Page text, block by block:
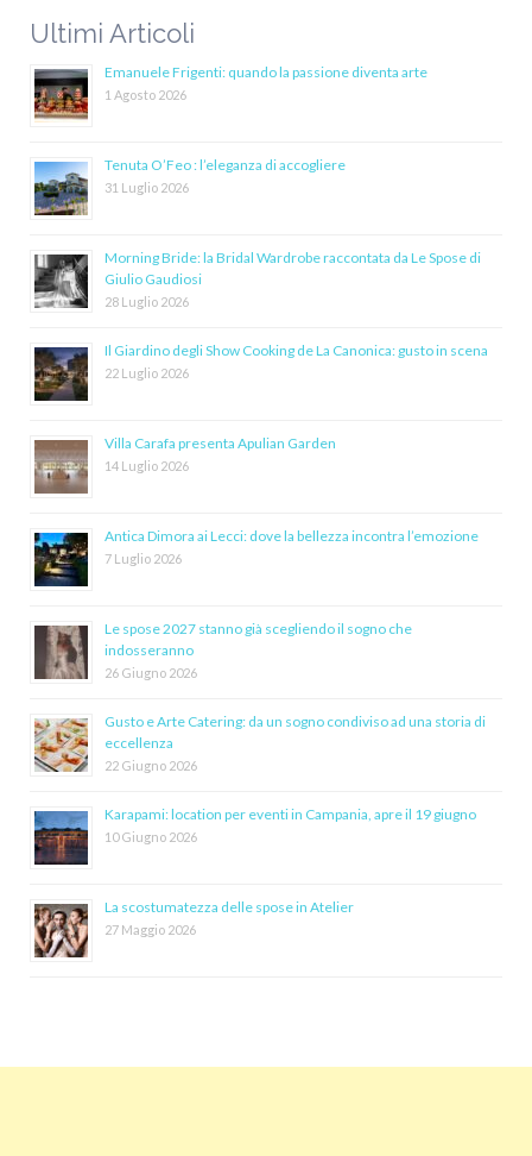
Ultimi Articoli
Emanuele Frigenti: quando la passione diventa arte
1 Agosto 2026
Tenuta O’Feo : l’eleganza di accogliere
31 Luglio 2026
Morning Bride: la Bridal Wardrobe raccontata da Le Spose di
Giulio Gaudiosi
28 Luglio 2026
Il Giardino degli Show Cooking de La Canonica: gusto in scena
22 Luglio 2026
Villa Carafa presenta Apulian Garden
14 Luglio 2026
Antica Dimora ai Lecci: dove la bellezza incontra l’emozione
7 Luglio 2026
Le spose 2027 stanno già scegliendo il sogno che
indosseranno
26 Giugno 2026
Gusto e Arte Catering: da un sogno condiviso ad una storia di
eccellenza
22 Giugno 2026
Karapami: location per eventi in Campania, apre il 19 giugno
10 Giugno 2026
La scostumatezza delle spose in Atelier
27 Maggio 2026